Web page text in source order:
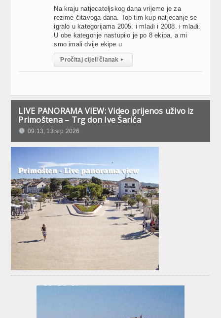
Na kraju natjecateljskog dana vrijeme je za
rezime čitavoga dana. Top tim kup natjecanje se
igralo u kategorijama 2005. i mlađi i 2008. i mlađi.
U obe kategorije nastupilo je po 8 ekipa, a mi
smo imali dvije ekipe u
Pročitaj cijeli članak ▸
LIVE PANORAMA VIEW: Video prijenos uživo iz
Primoštena – Trg don Ive Šarića
09:13, 13.srp 2026